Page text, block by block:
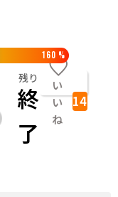
160 %
残り
終
了
い
い
ね
14